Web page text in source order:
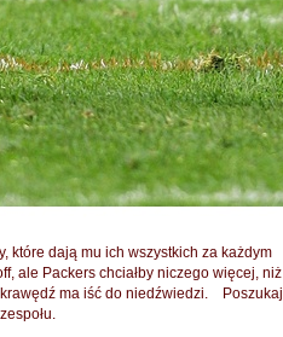
które dają mu ich wszystkich za każdym
ale Packers chciałby niczego więcej, niż
ma iść do niedźwiedzi.
Poszukaj